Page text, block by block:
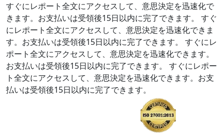
すぐにレポート全文にアクセスして、意思決定を迅速化で
きます。お支払いは受領後15日以内に完了できます。
すぐ
にレポート全文にアクセスして、意思決定を迅速化できま
す。お支払いは受領後15日以内に完了できます。
すぐにレ
ポート全文にアクセスして、意思決定を迅速化できます。
お支払いは受領後15日以内に完了できます。
すぐにレポー
ト全文にアクセスして、意思決定を迅速化できます。お支
払いは受領後15日以内に完了できます。